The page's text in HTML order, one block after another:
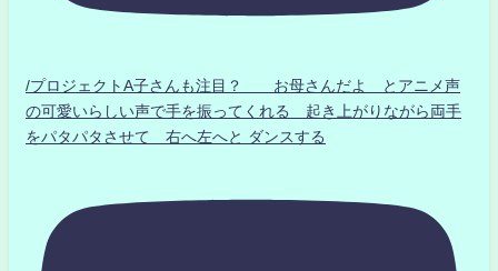
/プロジェクトA子さんも注目？ お母さんだよ とアニメ声
の可愛いらしい声で手を振ってくれる 起き上がりながら両手
をパタパタさせて 右へ左へと ダンスする